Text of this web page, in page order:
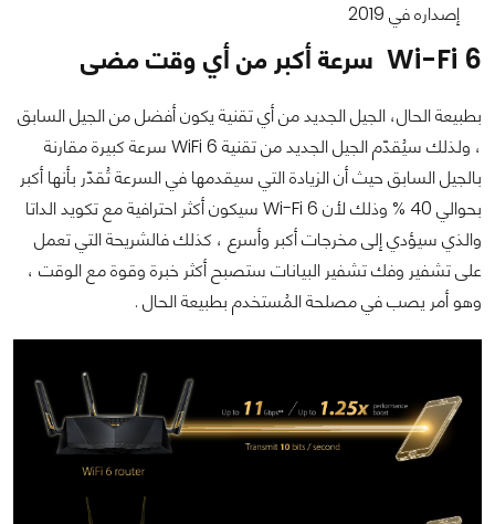
إصداره في 2019
Wi-Fi 6 سرعة أكبر من أي وقت مضى
بطبيعة الحال، الجيل الجديد من أي تقنية يكون أفضل من الجيل السابق
، ولذلك سيُقدّم الجيل الجديد من تقنية WiFi 6 سرعة كبيرة مقارنة
بالجيل السابق حيث أن الزيادة التي سيقدمها في السرعة تُقدّر بأنها أكبر
بحوالي 40 % وذلك لأن Wi-Fi 6 سيكون أكثر احترافية مع تكويد الداتا
والذي سيؤدي إلى مخرجات أكبر وأسرع ، كذلك فالشريحة التي تعمل
على تشفير وفك تشفير البيانات ستصبح أكثر خبرة وقوة مع الوقت ،
وهو أمر يصب في مصلحة المُستخدم بطبيعة الحال .